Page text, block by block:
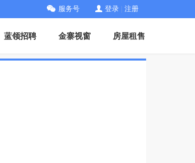
服务号 登录 注册
蓝领招聘 金寨视窗 房屋租售